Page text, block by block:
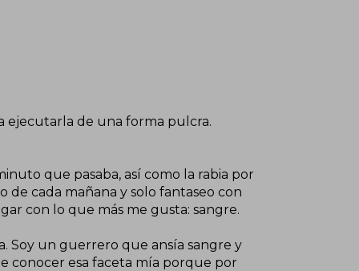
ejecutarla de una forma pulcra.
que pasaba, así como la rabia por
cada mañana y solo fantaseo con
con lo que más me gusta: sangre.
Soy un guerrero que ansía sangre y
conocer esa faceta mía porque por